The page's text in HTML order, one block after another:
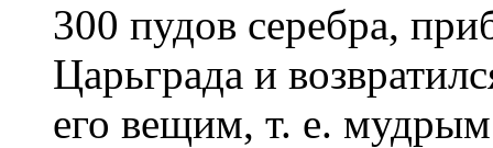
300 пудов серебра,
Царьграда и
его вещим, т. е.